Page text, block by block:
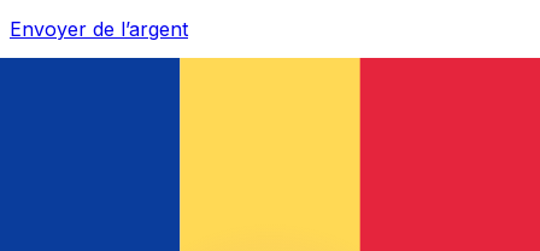
Envoyer de l’argent